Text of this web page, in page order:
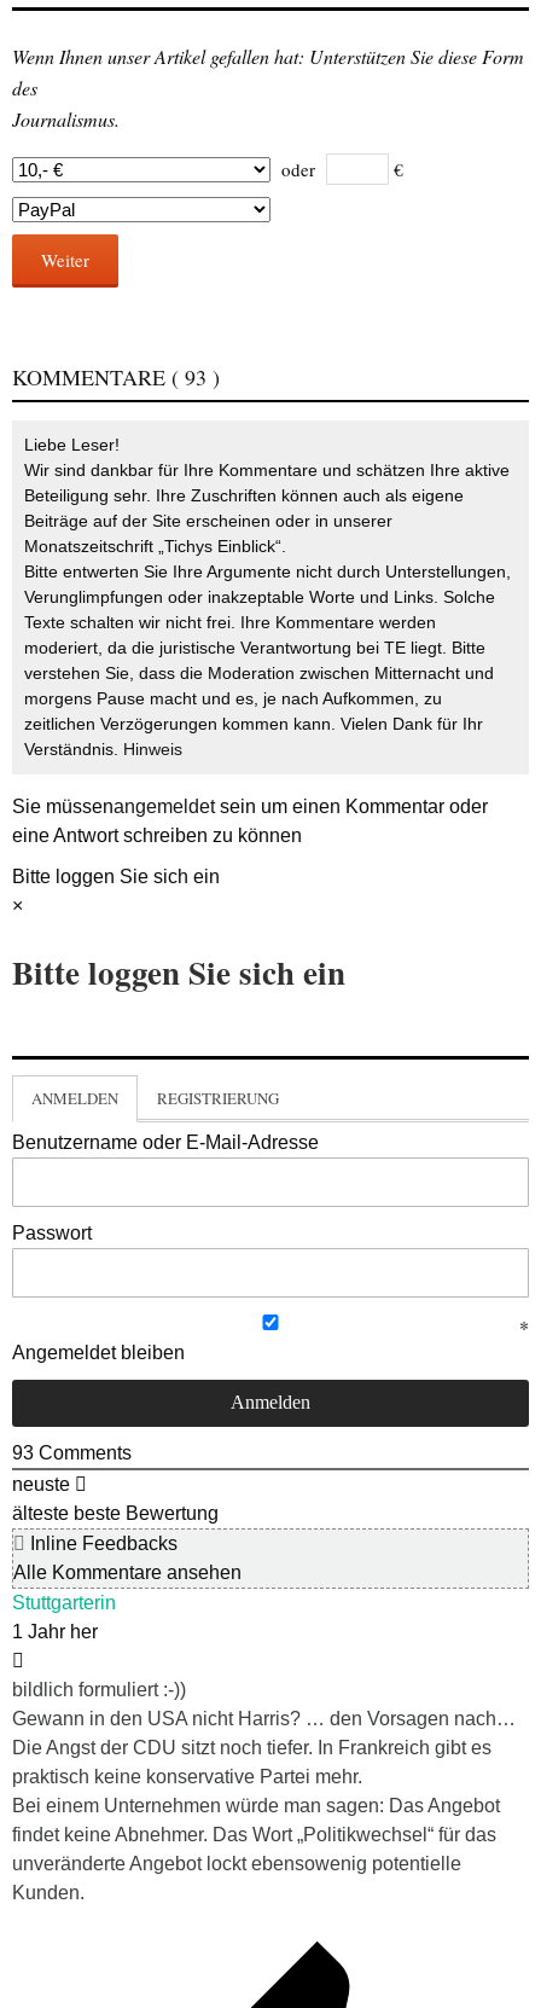
Wenn Ihnen unser Artikel gefallen hat: Unterstützen Sie diese Form
des
Journalismus.
oder €
Weiter
KOMMENTARE ( 93 )
Liebe Leser!
Wir sind dankbar für Ihre Kommentare und schätzen Ihre aktive
Beteiligung sehr. Ihre Zuschriften können auch als eigene
Beiträge auf der Site erscheinen oder in unserer
Monatszeitschrift „Tichys Einblick“.
Bitte entwerten Sie Ihre Argumente nicht durch Unterstellungen,
Verunglimpfungen oder inakzeptable Worte und Links. Solche
Texte schalten wir nicht frei. Ihre Kommentare werden
moderiert, da die juristische Verantwortung bei TE liegt. Bitte
verstehen Sie, dass die Moderation zwischen Mitternacht und
morgens Pause macht und es, je nach Aufkommen, zu
zeitlichen Verzögerungen kommen kann. Vielen Dank für Ihr
Verständnis. Hinweis
Sie müssenangemeldetsein um einen Kommentar oder
eine Antwort schreiben zu können
Bitte loggen Sie sich ein
×
Bitte loggen Sie sich ein
ANMELDEN REGISTRIERUNG
Benutzername oder E-Mail-Adresse
Passwort
Angemeldet bleiben
93 Comments
neuste
älteste beste Bewertung
Inline Feedbacks
Alle Kommentare ansehen
Stuttgarterin
1 Jahr her
bildlich formuliert :-))
Gewann in den USA nicht Harris? … den Vorsagen nach…
Die Angst der CDU sitzt noch tiefer. In Frankreich gibt es
praktisch keine konservative Partei mehr.
Bei einem Unternehmen würde man sagen: Das Angebot
findet keine Abnehmer. Das Wort „Politikwechsel“ für das
unveränderte Angebot lockt ebensowenig potentielle
Kunden.